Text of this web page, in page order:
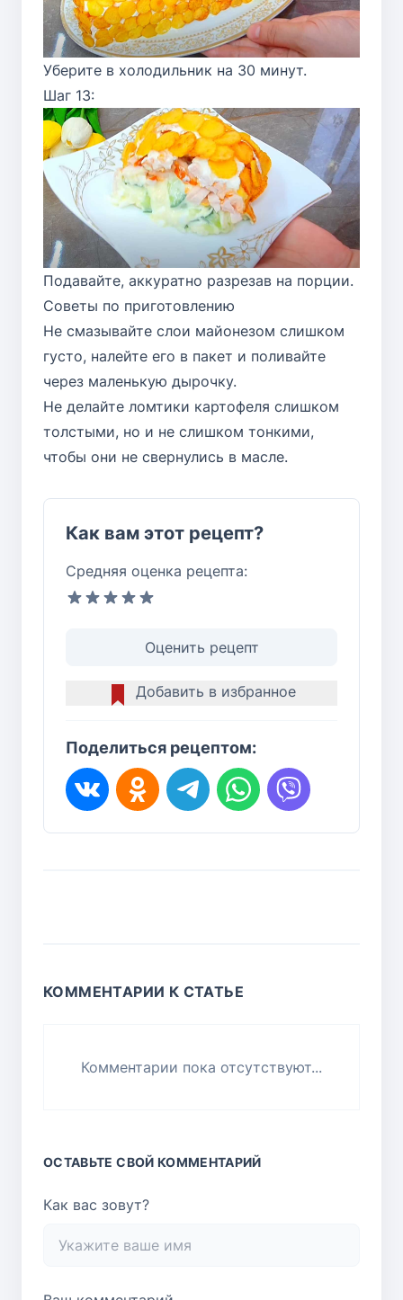
Уберите в холодильник на 30 минут.
Шаг 13:
Подавайте, аккуратно разрезав на порции.
Советы по приготовлению
Не смазывайте слои майонезом слишком
густо, налейте его в пакет и поливайте
через маленькую дырочку.
Не делайте ломтики картофеля слишком
толстыми, но и не слишком тонкими,
чтобы они не свернулись в масле.
Как вам этот рецепт?
Средняя оценка рецепта:
Оценить рецепт
Добавить в избранное
Поделиться рецептом:
КОММЕНТАРИИ К СТАТЬЕ
Комментарии пока отсутствуют...
ОСТАВЬТЕ СВОЙ КОММЕНТАРИЙ
Как вас зовут?